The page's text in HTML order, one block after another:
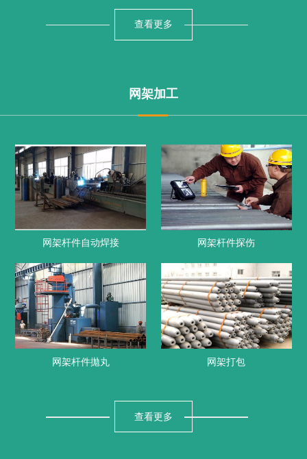
查看更多
网架加工
网架杆件自动焊接 网架杆件探伤
网架杆件拋丸 网架打包
查看更多